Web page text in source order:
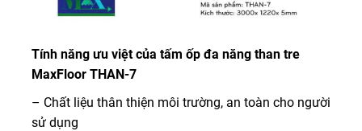
Tính năng ưu việt của tấm ốp đa năng than tre
MaxFloor THAN-7
– Chất liệu thân thiện môi trường, an toàn cho người
sử dụng